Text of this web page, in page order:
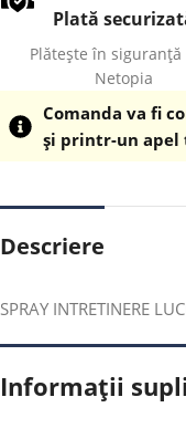
Plată
Plătește în
Netopia
Comanda va fi
și printr-un apel
Descriere
SPRAY INTRETINERE
Informații